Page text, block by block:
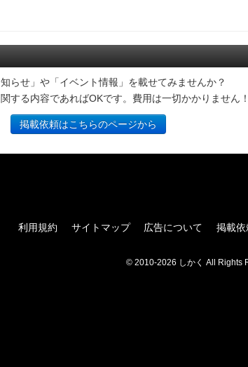
らせ」や「イベント情報」を載せてみませんか？
する内容であればOKです。費用は一切かかりません！
掲載依頼はこちらのページから
利用規約 サイトマップ 広告について 掲載依
© 2010-2026 しかく All Rights